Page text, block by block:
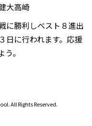
高崎
に勝利しベスト８進出
日に行われます。応援
。
All Rights Reserved.